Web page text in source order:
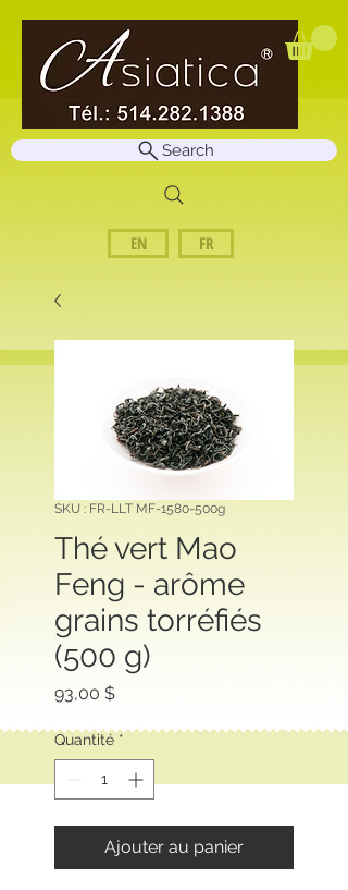
EN FR
Search
SKU : FR-LLT MF-1580-500g
Thé vert Mao
Feng - arôme
grains torréfiés
(500 g)
93,00 $Prix
Quantité *
Ajouter au panier